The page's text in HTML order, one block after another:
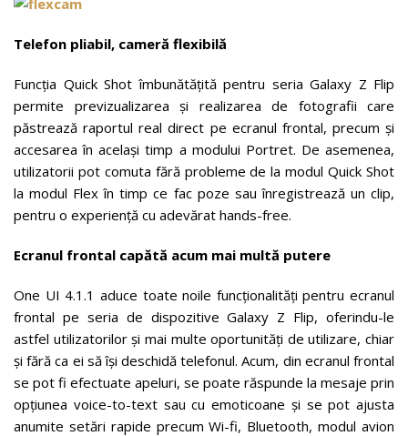
Telefon pliabil, cameră flexibilă
Funcția Quick Shot îmbunătățită pentru seria Galaxy Z Flip
permite previzualizarea și realizarea de fotografii care
păstrează raportul real direct pe ecranul frontal, precum și
accesarea în același timp a modului Portret. De asemenea,
utilizatorii pot comuta fără probleme de la modul Quick Shot
la modul Flex în timp ce fac poze sau înregistrează un clip,
pentru o experiență cu adevărat hands-free.
Ecranul frontal capătă acum mai multă putere
One UI 4.1.1 aduce toate noile funcționalități pentru ecranul
frontal pe seria de dispozitive Galaxy Z Flip, oferindu-le
astfel utilizatorilor și mai multe oportunități de utilizare, chiar
și fără ca ei să își deschidă telefonul. Acum, din ecranul frontal
se pot fi efectuate apeluri, se poate răspunde la mesaje prin
opțiunea voice-to-text sau cu emoticoane și se pot ajusta
anumite setări rapide precum Wi-fi, Bluetooth, modul avion